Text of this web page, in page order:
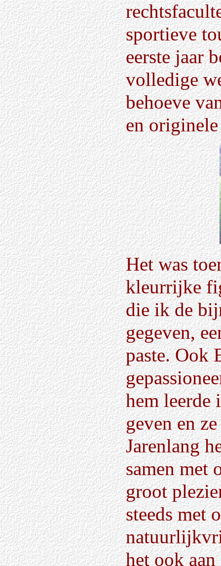
sportieve
eerste jaar
volledige
behoeve
en originele
Het was
kleurrijke
die ik de
gegeven,
paste. Ook
hem leerde
geven en
Jarenlang
samen met
groot
steeds met
het ook